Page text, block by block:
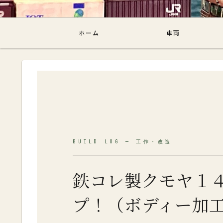
飽き性ブロ
ホーム 車両
鉄コレ製クモヤ１
プ！（ボディー加